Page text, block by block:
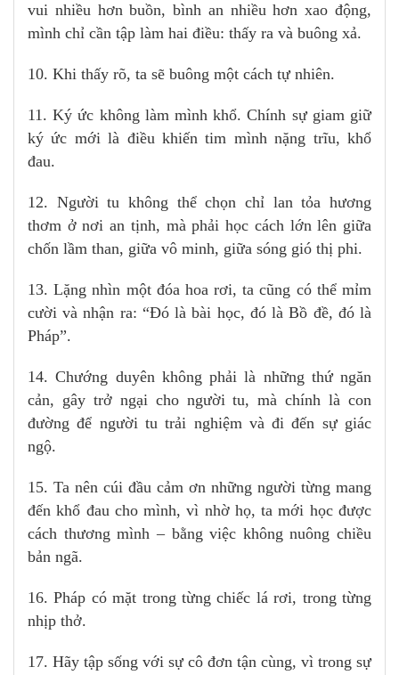
vui nhiều hơn buồn, bình an nhiều hơn xao động,
mình chỉ cần tập làm hai điều: thấy ra và buông xả.
10. Khi thấy rõ, ta sẽ buông một cách tự nhiên.
11. Ký ức không làm mình khổ. Chính sự giam giữ
ký ức mới là điều khiến tim mình nặng trĩu, khổ
đau.
12. Người tu không thể chọn chỉ lan tỏa hương
thơm ở nơi an tịnh, mà phải học cách lớn lên giữa
chốn lầm than, giữa vô minh, giữa sóng gió thị phi.
13. Lặng nhìn một đóa hoa rơi, ta cũng có thể mỉm
cười và nhận ra: “Đó là bài học, đó là Bồ đề, đó là
Pháp”.
14. Chướng duyên không phải là những thứ ngăn
cản, gây trở ngại cho người tu, mà chính là con
đường để người tu trải nghiệm và đi đến sự giác
ngộ.
15. Ta nên cúi đầu cảm ơn những người từng mang
đến khổ đau cho mình, vì nhờ họ, ta mới học được
cách thương mình – bằng việc không nuông chiều
bản ngã.
16. Pháp có mặt trong từng chiếc lá rơi, trong từng
nhịp thở.
17. Hãy tập sống với sự cô đơn tận cùng, vì trong sự